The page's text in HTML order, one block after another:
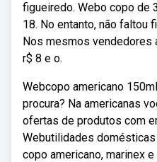
figueiredo. Webo copo de
18. No entanto, não faltou
Nos mesmos vendedores
r$ 8 e o.
Webcopo americano
procura? Na americanas
ofertas de produtos com
Webutilidades
copo americano, marinex